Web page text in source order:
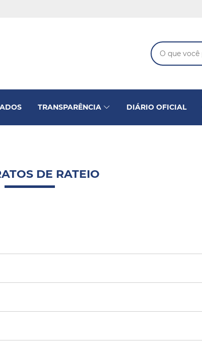
TRANSPARÊNCIA DIÁRIO OFICIAL
DE RATEIO